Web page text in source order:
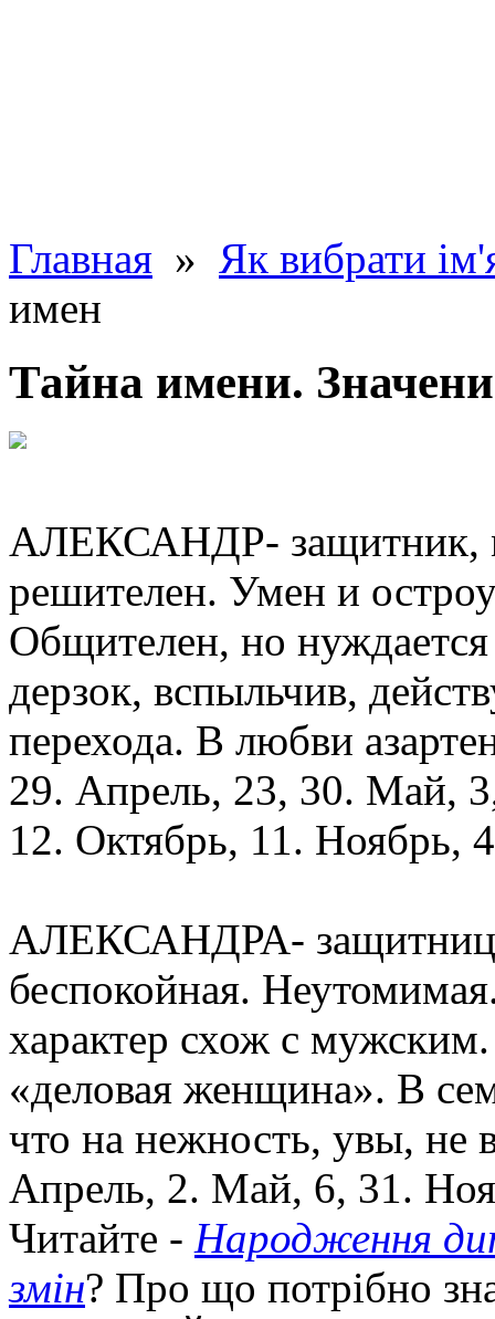
Главная » Як вибрати
имен
Тайна имени.
АЛЕКСАНДР- защитник,
решителен. Умен и
Общителен, но
дерзок, вспыльчив,
перехода. В любви
29. Апрель, 23, 30. Май,
12. Октябрь, 11. Ноябрь,
АЛЕКСАНДРА-
беспокойная.
характер схож с
«деловая женщина». В
что на нежность, увы, не
Апрель, 2. Май, 6, 31.
Читайте - Народження
змін? Про що потрібно